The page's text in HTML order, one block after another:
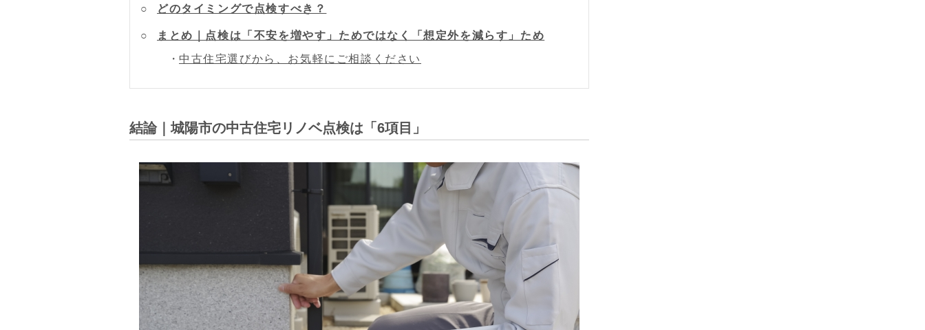
どのタイミングで点検すべき？
まとめ｜点検は「不安を増やす」ためではなく「想定外を減らす」ため
中古住宅選びから、お気軽にご相談ください
結論｜城陽市の中古住宅リノベ点検は「6項目」